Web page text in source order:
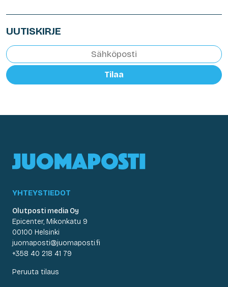
UUTISKIRJE
Tilaa
YHTEYSTIEDOT
Olutposti media Oy
Epicenter, Mikonkatu 9
00100 Helsinki
juomaposti@juomaposti.fi
+358 40 218 41 79
Peruuta tilaus